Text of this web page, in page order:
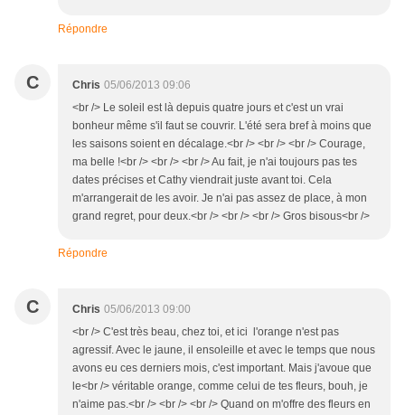
Répondre
C Chris 05/06/2013 09:06
<br /> Le soleil est là depuis quatre jours et c'est un vrai
bonheur même s'il faut se couvrir. L'été sera bref à moins que
les saisons soient en décalage.<br /> <br /> <br /> Courage,
ma belle !<br /> <br /> <br /> Au fait, je n'ai toujours pas tes
dates précises et Cathy viendrait juste avant toi. Cela
m'arrangerait de les avoir. Je n'ai pas assez de place, à mon
grand regret, pour deux.<br /> <br /> <br /> Gros bisous<br />
Répondre
C Chris 05/06/2013 09:00
<br /> C'est très beau, chez toi, et ici l'orange n'est pas
agressif. Avec le jaune, il ensoleille et avec le temps que nous
avons eu ces derniers mois, c'est important. Mais j'avoue que
le<br /> véritable orange, comme celui de tes fleurs, bouh, je
n'aime pas.<br /> <br /> <br /> Quand on m'offre des fleurs en